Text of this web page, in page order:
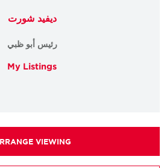
ديفيد شورت
رئيس أبو ظبي
My Listings
ARRANGE VIEWING